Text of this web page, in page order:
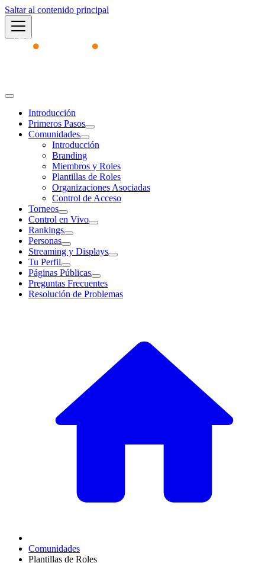
Saltar al contenido principal
Introducción
Primeros Pasos
Comunidades
Introducción
Branding
Miembros y Roles
Plantillas de Roles
Organizaciones Asociadas
Control de Acceso
Torneos
Control en Vivo
Rankings
Personas
Streaming y Displays
Tu Perfil
Páginas Públicas
Preguntas Frecuentes
Resolución de Problemas
Comunidades
Plantillas de Roles